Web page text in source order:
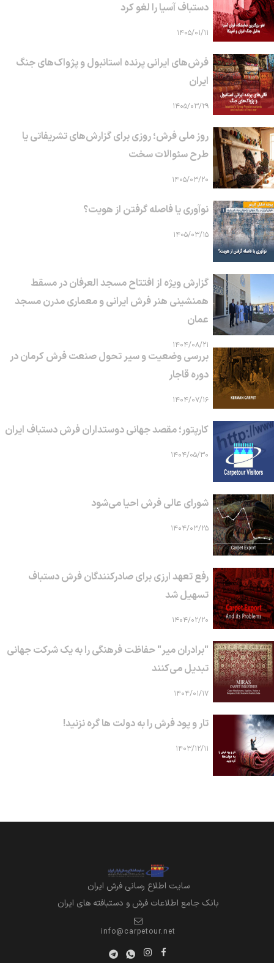
دستباف آسیا را لغو کرد
۱۴۰۵/۰۱/۱۱
فرش‌های ایرانی پرنده استانبول و پژواک‌های جنگ
ایران
۱۴۰۵/۰۳/۲۹
روز ملی فرش؛ روزی برای گزارش‌های تشریفاتی یا
طرح سئوالات سخت
۱۴۰۵/۰۳/۲۰
نوآوری یا فاصله گرفتن از هویت؟
۱۴۰۵/۰۳/۱۵
گزارش ویژه از افتتاح مسجد العرفان در مسقط
همنشینی هنر فرش ایرانی و معماری مدرن مسجد
عمان
۱۴۰۴/۰۸/۲۱
بررسی وضعیت و سیر تحول صنعت فرش کرمان در
دوره قاجار
۱۴۰۴/۰۷/۱۶
کارپتور؛ مقصد جهانی دوستداران فرش دستباف ایران
۱۴۰۴/۰۵/۳۰
شورای عالی فرش احیا می‌شود
۱۴۰۴/۰۳/۲۵
رفع تعهد ارزی برای صادرکنندگان فرش دستباف
تسهیل شد
۱۴۰۴/۰۲/۲۰
"برادران میر" حفاظت فرهنگی را به یک شرکت جهانی
تبدیل می‌کنند
۱۴۰۴/۰۱/۱۷
تار و پود فرش را به دولت ها گره نزنید!
۱۴۰۳/۱۲/۱۱
سايت اطلاع رساني فرش ايران
بانک جامع اطلاعات فرش و دستبافته های ایران
info@carpetour.net